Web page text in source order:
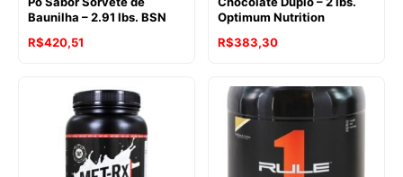
Baunilha – 2.91 lbs. BSN
O
R$562,65.
R$420,51
atual
é:
R$420,51.
Optimum Nutrition
O
original
era:
R$519,46.
R$383,30O
atual
R$383,30.